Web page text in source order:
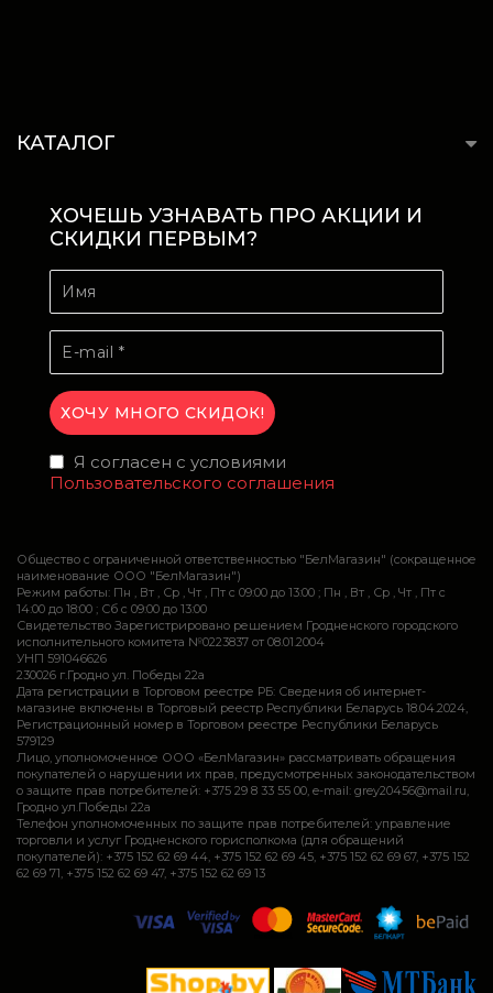
КАТАЛОГ
ХОЧЕШЬ УЗНАВАТЬ ПРО АКЦИИ И
СКИДКИ ПЕРВЫМ?
Я согласен с условиями
Пользовательского соглашения
Общество с ограниченной ответственностью "БелМагазин" (сокращенное
наименование ООО "БелМагазин")
Режим работы: Пн , Вт , Ср , Чт , Пт c 09:00 до 13:00 ; Пн , Вт , Ср , Чт , Пт c
14:00 до 18:00 ; Сб c 09:00 до 13:00
Свидетельство Зарегистрировано решением Гродненского городского
исполнительного комитета №0223837 от 08.01.2004
УНП 591046626
230026 г.Гродно ул. Победы 22а
Дата регистрации в Торговом реестре РБ: Сведения об интернет-
магазине включены в Торговый реестр Республики Беларусь 18.04.2024,
Регистрационный номер в Торговом реестре Республики Беларусь
579129
Лицо, уполномоченное ООО «БелМагазин» рассматривать обращения
покупателей о нарушении их прав, предусмотренных законодательством
о защите прав потребителей: +375 29 8 33 55 00, e-mail: grey20456@mail.ru,
Гродно ул.Победы 22а
Телефон уполномоченных по защите прав потребителей: управление
торговли и услуг Гродненского горисполкома (для обращений
покупателей): +375 152 62 69 44, +375 152 62 69 45, +375 152 62 69 67, +375 152
62 69 71, +375 152 62 69 47, +375 152 62 69 13